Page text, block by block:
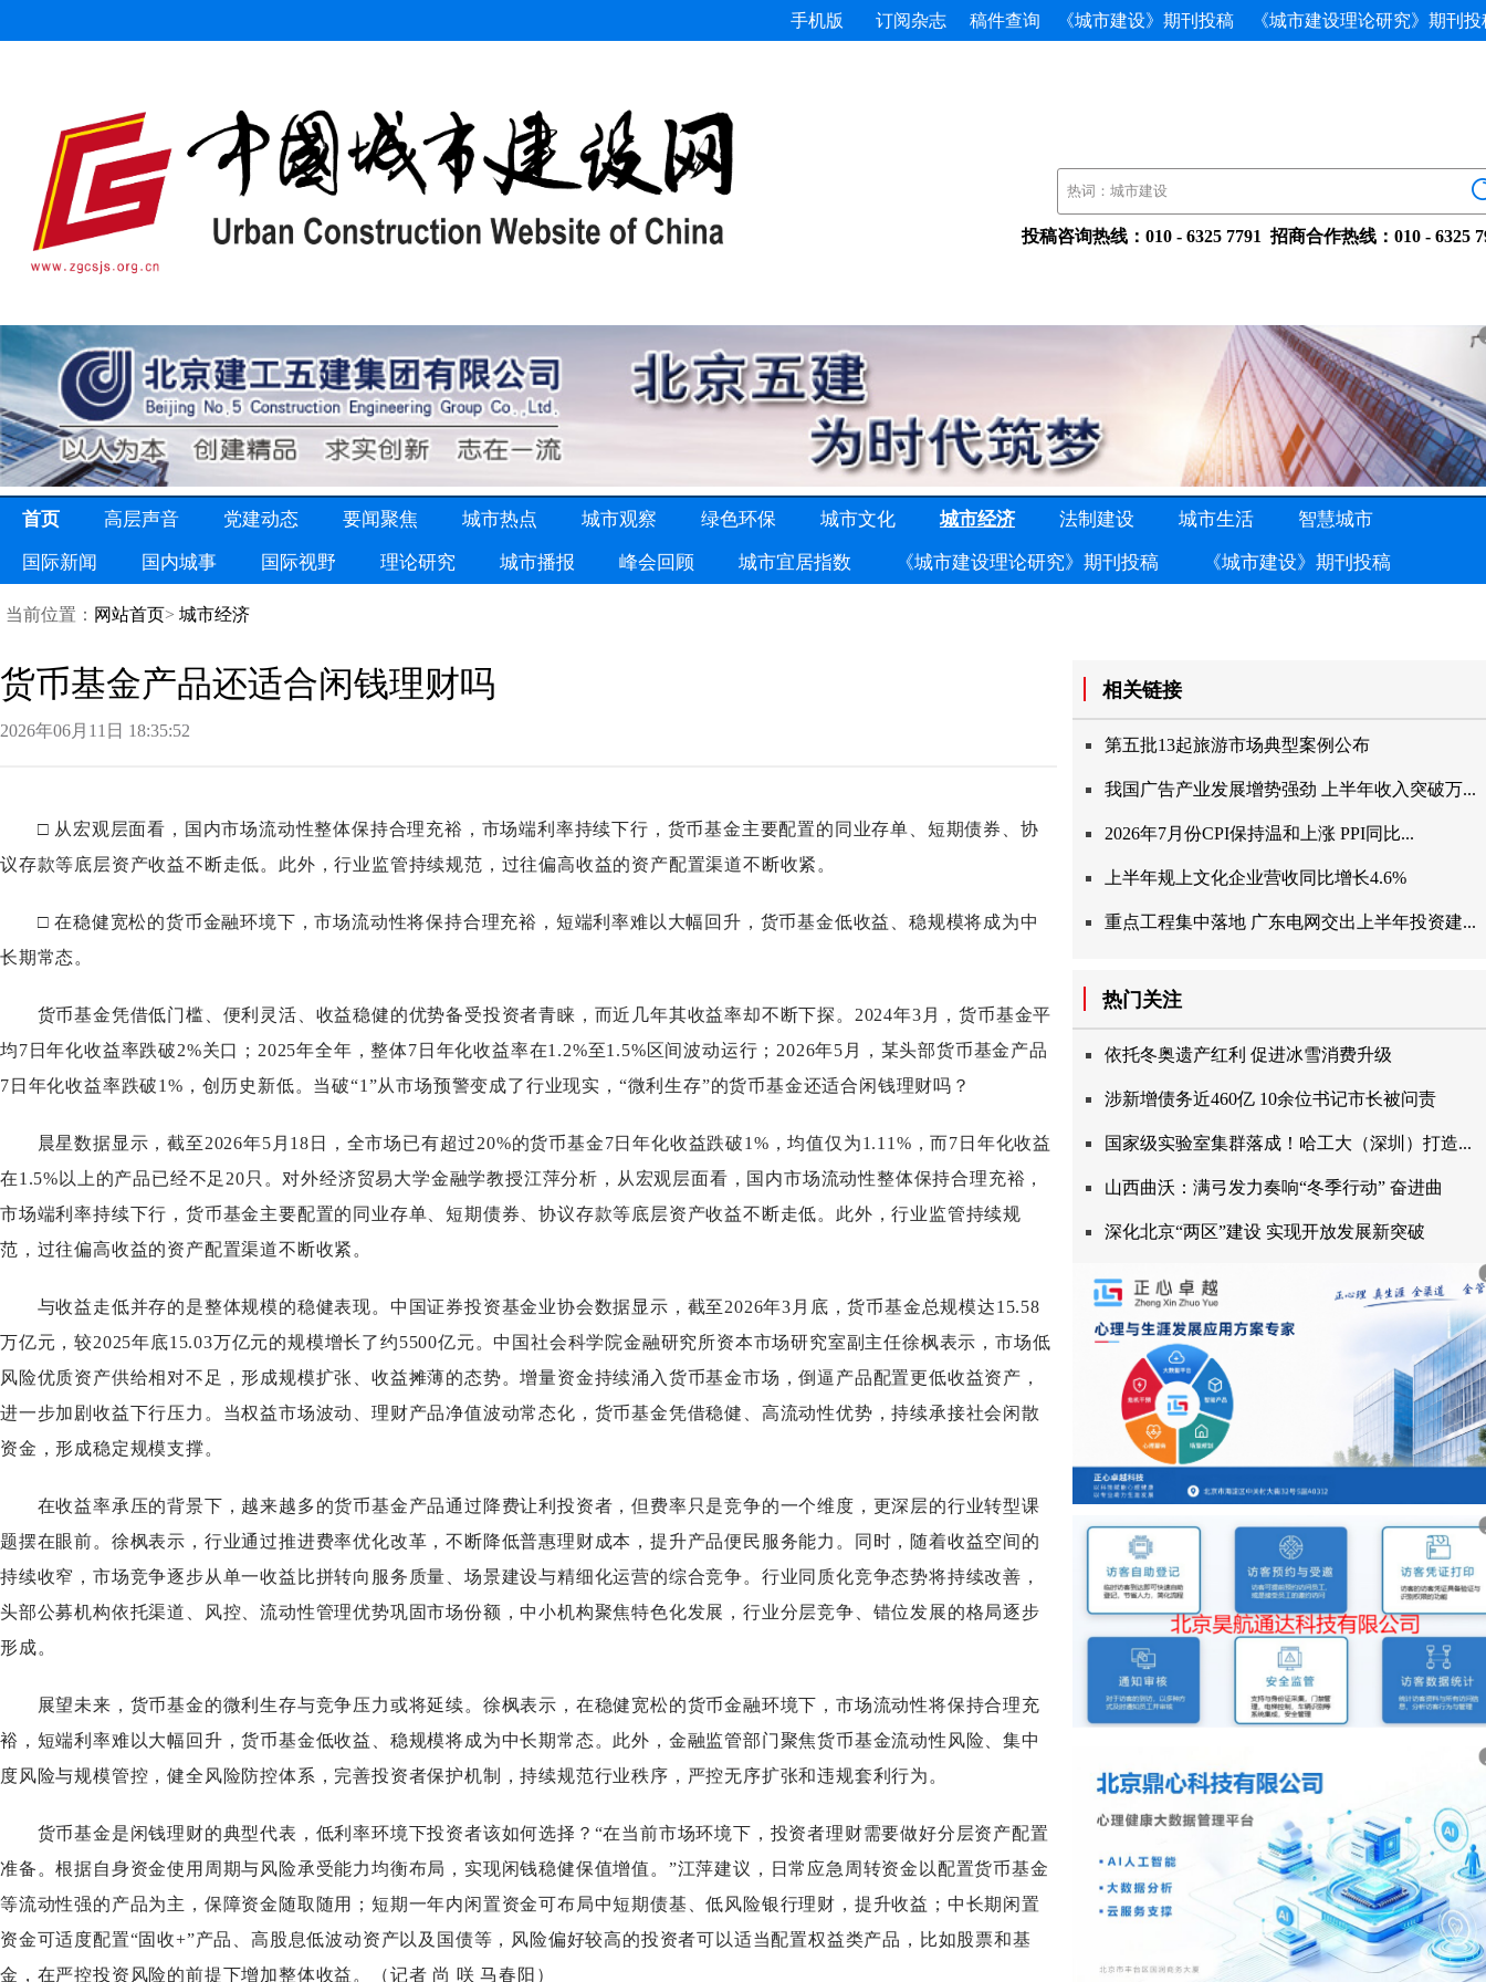
手机版 订阅杂志 稿件查询 《城市建设》期刊投稿 《城市建设理论研究》期刊投
投稿咨询热线：010-63257791招商合作热线：010-
首页 高层声音 党建动态 要闻聚焦 城市热点 城市观察 绿色环保 城市文化 城市经济 法制建设 城市生活 智慧城市
国际新闻 国内城事 国际视野 理论研究 城市播报 峰会回顾 城市宜居指数 《城市建设理论研究》期刊投稿 《城市建设》期刊投稿
当前位置： 网站首页> 城市经济
货币基金产品还适合闲钱理财吗
2026年06月11日18:35:52
□从宏观层面看，国内市场流动性整体保持合理充裕，市场端利率持续下行，货币基金主要配置的同业存单、短期债券、协
议存款等底层资产收益不断走低。此外，行业监管持续规范，过往偏高收益的资产配置渠道不断收紧。
□在稳健宽松的货币金融环境下，市场流动性将保持合理充裕，短端利率难以大幅回升，货币基金低收益、稳规模将成为中
长期常态。
货币基金凭借低门槛、便利灵活、收益稳健的优势备受投资者青睐，而近几年其收益率却不断下探。2024年3月，货币基金平
均7日年化收益率跌破2%关口；2025年全年，整体7日年化收益率在1.2%至1.5%区间波动运行；2026年5月，某头部货币基金产品
7日年化收益率跌破1%，创历史新低。当破“1”从市场预警变成了行业现实，“微利生存”的货币基金还适合闲钱理财吗？
晨星数据显示，截至2026年5月18日，全市场已有超过20%的货币基金7日年化收益跌破1%，均值仅为1.11%，而7日年化收益
在1.5%以上的产品已经不足20只。对外经济贸易大学金融学教授江萍分析，从宏观层面看，国内市场流动性整体保持合理充裕，
市场端利率持续下行，货币基金主要配置的同业存单、短期债券、协议存款等底层资产收益不断走低。此外，行业监管持续规
范，过往偏高收益的资产配置渠道不断收紧。
与收益走低并存的是整体规模的稳健表现。中国证券投资基金业协会数据显示，截至2026年3月底，货币基金总规模达15.58
万亿元，较2025年底15.03万亿元的规模增长了约5500亿元。中国社会科学院金融研究所资本市场研究室副主任徐枫表示，市场低
风险优质资产供给相对不足，形成规模扩张、收益摊薄的态势。增量资金持续涌入货币基金市场，倒逼产品配置更低收益资产，
进一步加剧收益下行压力。当权益市场波动、理财产品净值波动常态化，货币基金凭借稳健、高流动性优势，持续承接社会闲散
资金，形成稳定规模支撑。
在收益率承压的背景下，越来越多的货币基金产品通过降费让利投资者，但费率只是竞争的一个维度，更深层的行业转型课
题摆在眼前。徐枫表示，行业通过推进费率优化改革，不断降低普惠理财成本，提升产品便民服务能力。同时，随着收益空间的
持续收窄，市场竞争逐步从单一收益比拼转向服务质量、场景建设与精细化运营的综合竞争。行业同质化竞争态势将持续改善，
头部公募机构依托渠道、风控、流动性管理优势巩固市场份额，中小机构聚焦特色化发展，行业分层竞争、错位发展的格局逐步
形成。
展望未来，货币基金的微利生存与竞争压力或将延续。徐枫表示，在稳健宽松的货币金融环境下，市场流动性将保持合理充
裕，短端利率难以大幅回升，货币基金低收益、稳规模将成为中长期常态。此外，金融监管部门聚焦货币基金流动性风险、集中
度风险与规模管控，健全风险防控体系，完善投资者保护机制，持续规范行业秩序，严控无序扩张和违规套利行为。
货币基金是闲钱理财的典型代表，低利率环境下投资者该如何选择？“在当前市场环境下，投资者理财需要做好分层资产配置
准备。根据自身资金使用周期与风险承受能力均衡布局，实现闲钱稳健保值增值。”江萍建议，日常应急周转资金以配置货币基金
等流动性强的产品为主，保障资金随取随用；短期一年内闲置资金可布局中短期债基、低风险银行理财，提升收益；中长期闲置
资金可适度配置“固收+”产品、高股息低波动资产以及国债等，风险偏好较高的投资者可以适当配置权益类产品，比如股票和基
金，在严控投资风险的前提下增加整体收益。（记者尚咲马春阳）
相关链接
第五批13起旅游市场典型案例公布
我国广告产业发展增势强劲上半年收入突破万...
2026年7月份CPI保持温和上涨PPI同比...
上半年规上文化企业营收同比增长4.6%
重点工程集中落地广东电网交出上半年投资建...
热门关注
依托冬奥遗产红利促进冰雪消费升级
涉新增债务近460亿10余位书记市长被问责
国家级实验室集群落成！哈工大（深圳）打造...
山西曲沃：满弓发力奏响“冬季行动”奋进曲
深化北京“两区”建设实现开放发展新突破